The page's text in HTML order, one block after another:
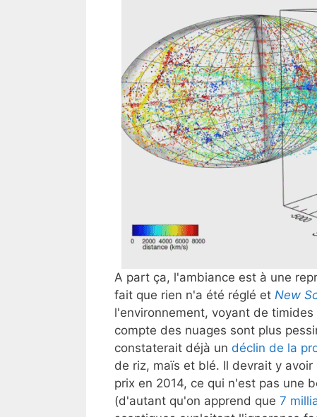
A part ça, l'ambiance est à une
fait que rien n'a été réglé et New
l'environnement, voyant de
compte des nuages sont plus
constaterait déjà un déclin de la
de riz, maïs et blé. Il devrait y avoir
prix en 2014, ce qui n'est pas une
(d'autant qu'on apprend que 7